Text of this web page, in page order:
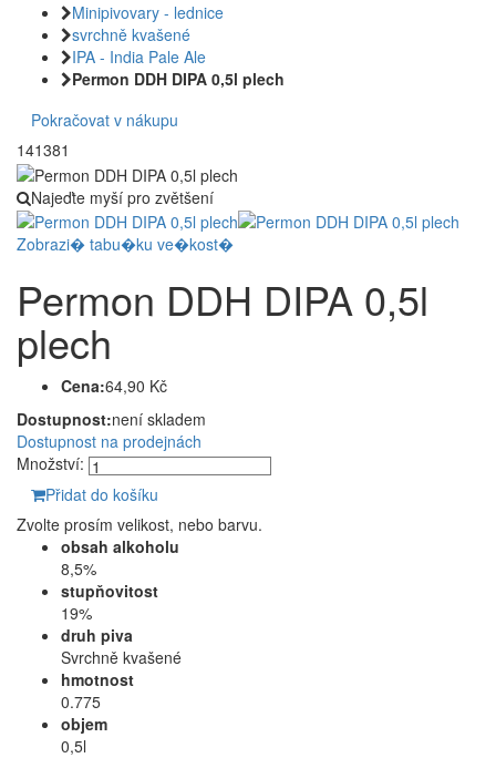
Minipivovary - lednice
svrchně kvašené
IPA - India Pale Ale
Permon DDH DIPA 0,5l plech
Pokračovat v nákupu
141381
Najeďte myší pro zvětšení
Zobrazi� tabu�ku ve�kost�
Permon DDH DIPA 0,5l
plech
Cena:64,90 Kč
Dostupnost:není skladem
Dostupnost na prodejnách
Množství:
Přidat do košíku
Zvolte prosím velikost, nebo barvu.
obsah alkoholu
8,5%
stupňovitost
19%
druh piva
Svrchně kvašené
hmotnost
0.775
objem
0,5l